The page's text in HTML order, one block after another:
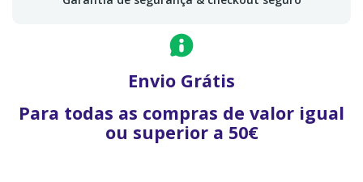
Envio Grátis
Para todas as compras de valor igual
ou superior a 50€